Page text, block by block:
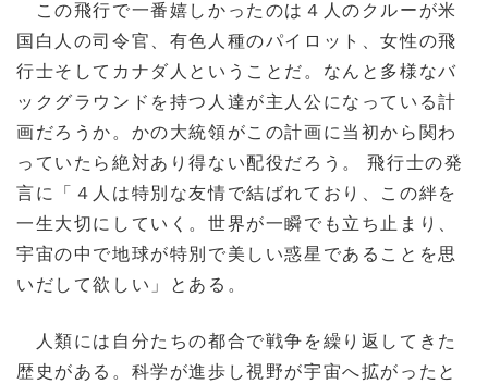
この飛行で一番嬉しかったのは４人のクルーが米
国白人の司令官、有色人種のパイロット、女性の飛
行士そしてカナダ人ということだ。なんと多様なバ
ックグラウンドを持つ人達が主人公になっている計
画だろうか。かの大統領がこの計画に当初から関わ
っていたら絶対あり得ない配役だろう。 飛行士の発
言に「４人は特別な友情で結ばれており、この絆を
一生大切にしていく。世界が一瞬でも立ち止まり、
宇宙の中で地球が特別で美しい惑星であることを思
いだして欲しい」とある。
人類には自分たちの都合で戦争を繰り返してきた
歴史がある。科学が進歩し視野が宇宙へ拡がったと